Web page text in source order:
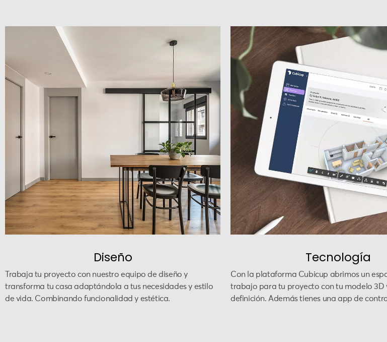
Diseño
Trabaja tu proyecto con nuestro equipo de diseño y
transforma tu casa adaptándola a tus necesidades y estilo
de vida. Combinando funcionalidad y estética.
Tecnología
Con la plataforma Cubicup abrimos un
trabajo para tu proyecto con tu modelo 3D
definición. Además tienes una app de